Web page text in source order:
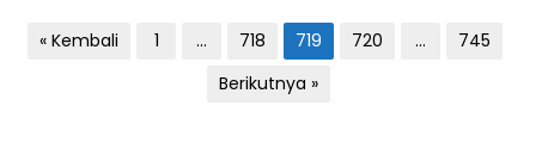
« Kembali 1 … 718 719 720 …
745
Berikutnya »